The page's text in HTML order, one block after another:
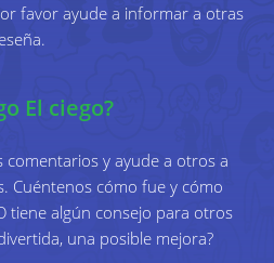
favor ayude a informar a otras
El ciego?
y ayude a otros a
Cuéntenos cómo fue y cómo
tiene algún consejo para otros
una posible mejora?